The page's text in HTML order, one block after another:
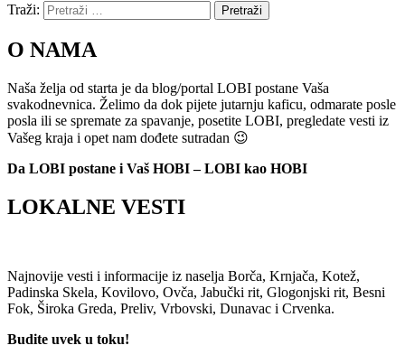
Traži: Pretraži
O NAMA
Naša želja od starta je da blog/portal LOBI postane Vaša
svakodnevnica. Želimo da dok pijete jutarnju kaficu, odmarate posle
posla ili se spremate za spavanje, posetite LOBI, pregledate vesti iz
Vašeg kraja i opet nam dođete sutradan 😉
Da LOBI postane i Vaš HOBI – LOBI kao HOBI
LOKALNE VESTI
Najnovije vesti i informacije iz naselja Borča, Krnjača, Kotež,
Padinska Skela, Kovilovo, Ovča, Jabučki rit, Glogonjski rit, Besni
Fok, Široka Greda, Preliv, Vrbovski, Dunavac i Crvenka.
Budite uvek u toku!